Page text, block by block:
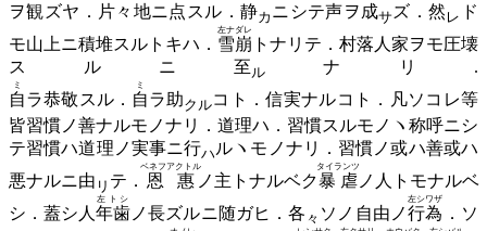
ヲ観ズヤ．片々地ニ点スル． 静カ ニシテ声ヲ 成サズ． 然 レ ド
モ山上ニ積堆スルトキハ． 雪崩
左ナダレ
トナリテ．村落人家ヲモ圧壊
スルニ 至ル ナリ.
自
ミ
ラ恭敬スル． 自
ミ
ラ 助クルコト．信実ナルコト．凡ソコレ等
皆習慣ノ善ナルモノナリ．道理ハ．習慣スルモノヽ称呼ニシ
テ習慣ハ道理ノ実事ニ行ハ ルヽモノナリ．習慣ノ或ハ善或ハ
悪ナルニ由 リ テ． 恩惠
ベネフアクトル
ノ主トナルベク暴虐
タイランツ
ノ人トモナルベ
シ．蓋シ人 年歯
左トシ
ノ長ズルニ随ガヒ． 各 々 ソノ自由ノ行為
左シワザ
．ソ